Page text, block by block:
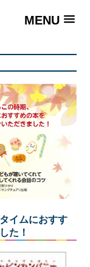
MENU
イムにおすす
た！